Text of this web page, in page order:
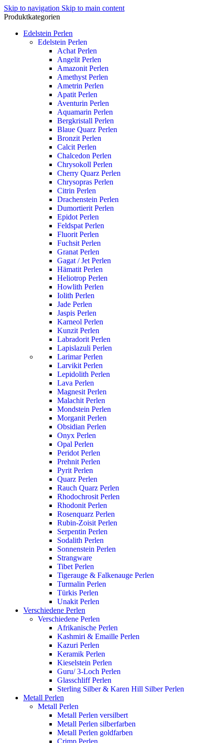
Skip to navigation Skip to main content
Produktkategorien
Edelstein Perlen
Edelstein Perlen
Achat Perlen
Angelit Perlen
Amazonit Perlen
Amethyst Perlen
Ametrin Perlen
Apatit Perlen
Aventurin Perlen
Aquamarin Perlen
Bergkristall Perlen
Blaue Quarz Perlen
Bronzit Perlen
Calcit Perlen
Chalcedon Perlen
Chrysokoll Perlen
Cherry Quarz Perlen
Chrysopras Perlen
Citrin Perlen
Drachenstein Perlen
Dumortierit Perlen
Epidot Perlen
Feldspat Perlen
Fluorit Perlen
Fuchsit Perlen
Granat Perlen
Gagat / Jet Perlen
Hämatit Perlen
Heliotrop Perlen
Howlith Perlen
Iolith Perlen
Jade Perlen
Jaspis Perlen
Karneol Perlen
Kunzit Perlen
Labradorit Perlen
Lapislazuli Perlen
Larimar Perlen
Larvikit Perlen
Lepidolith Perlen
Lava Perlen
Magnesit Perlen
Malachit Perlen
Mondstein Perlen
Morganit Perlen
Obsidian Perlen
Onyx Perlen
Opal Perlen
Peridot Perlen
Prehnit Perlen
Pyrit Perlen
Quarz Perlen
Rauch Quarz Perlen
Rhodochrosit Perlen
Rhodonit Perlen
Rosenquarz Perlen
Rubin-Zoisit Perlen
Serpentin Perlen
Sodalith Perlen
Sonnenstein Perlen
Strangware
Tibet Perlen
Tigerauge & Falkenauge Perlen
Turmalin Perlen
Türkis Perlen
Unakit Perlen
Verschiedene Perlen
Verschiedene Perlen
Afrikanische Perlen
Kashmiri & Emaille Perlen
Kazuri Perlen
Keramik Perlen
Kieselstein Perlen
Guru/ 3-Loch Perlen
Glasschliff Perlen
Sterling Silber & Karen Hill Silber Perlen
Metall Perlen
Metall Perlen
Metall Perlen versilbert
Metall Perlen silberfarben
Metall Perlen goldfarben
Crimp Perlen